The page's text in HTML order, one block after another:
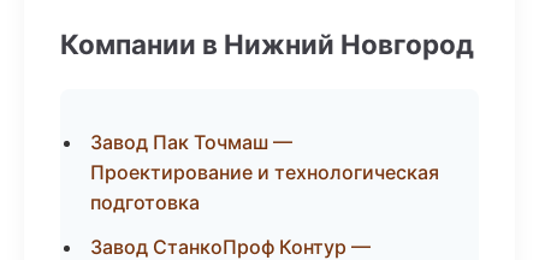
Компании в Нижний Новгород
Завод Пак Точмаш —
Проектирование и технологическая
подготовка
Завод СтанкоПроф Контур —